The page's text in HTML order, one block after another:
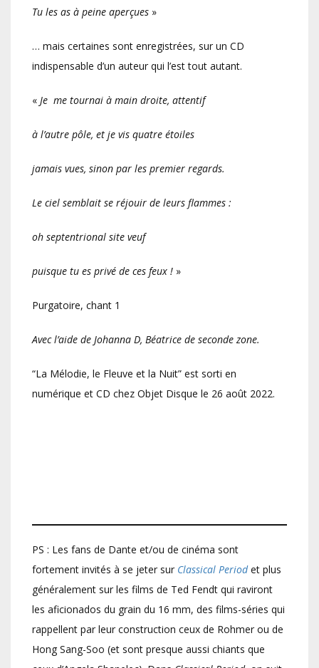
Tu les as à peine aperçues »
… mais certaines sont enregistrées, sur un CD
indispensable d’un auteur qui l’est tout autant.
« Je me tournai à main droite, attentif
à l’autre pôle, et je vis quatre étoiles
jamais vues, sinon par les premier regards.
Le ciel semblait se réjouir de leurs flammes :
oh septentrional site veuf
puisque tu es privé de ces feux ! »
Purgatoire, chant 1
Avec l’aide de Johanna D, Béatrice de seconde zone.
“La Mélodie, le Fleuve et la Nuit” est sorti en
numérique et CD chez Objet Disque le 26 août 2022.
PS : Les fans de Dante et/ou de cinéma sont
fortement invités à se jeter sur Classical Period et plus
généralement sur les films de Ted Fendt qui raviront
les aficionados du grain du 16 mm, des films-séries qui
rappellent par leur construction ceux de Rohmer ou de
Hong Sang-Soo (et sont presque aussi chiants que